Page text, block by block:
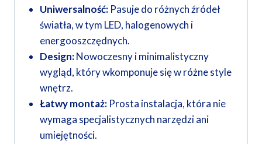
Uniwersalność:Pasuje do różnych źródeł
światła, w tym LED, halogenowych i
energooszczędnych.
Design:Nowoczesny i minimalistyczny
wygląd, który wkomponuje się w różne style
wnętrz.
Łatwy montaż:Prosta instalacja, która nie
wymaga specjalistycznych narzędzi ani
umiejętności.